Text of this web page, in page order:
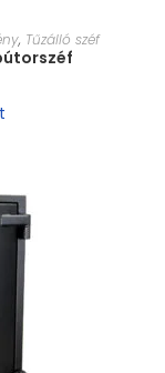
, Tűzálló széf